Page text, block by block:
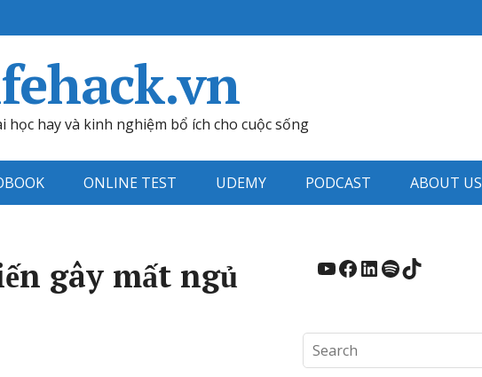
học hay và kinh nghiệm bổ ích cho cuộc sống
ONLINE TEST UDEMY PODCAST ABOUT US
gây mất ngủ
YouTube
Facebook
LinkedIn
Spotify
TikTok